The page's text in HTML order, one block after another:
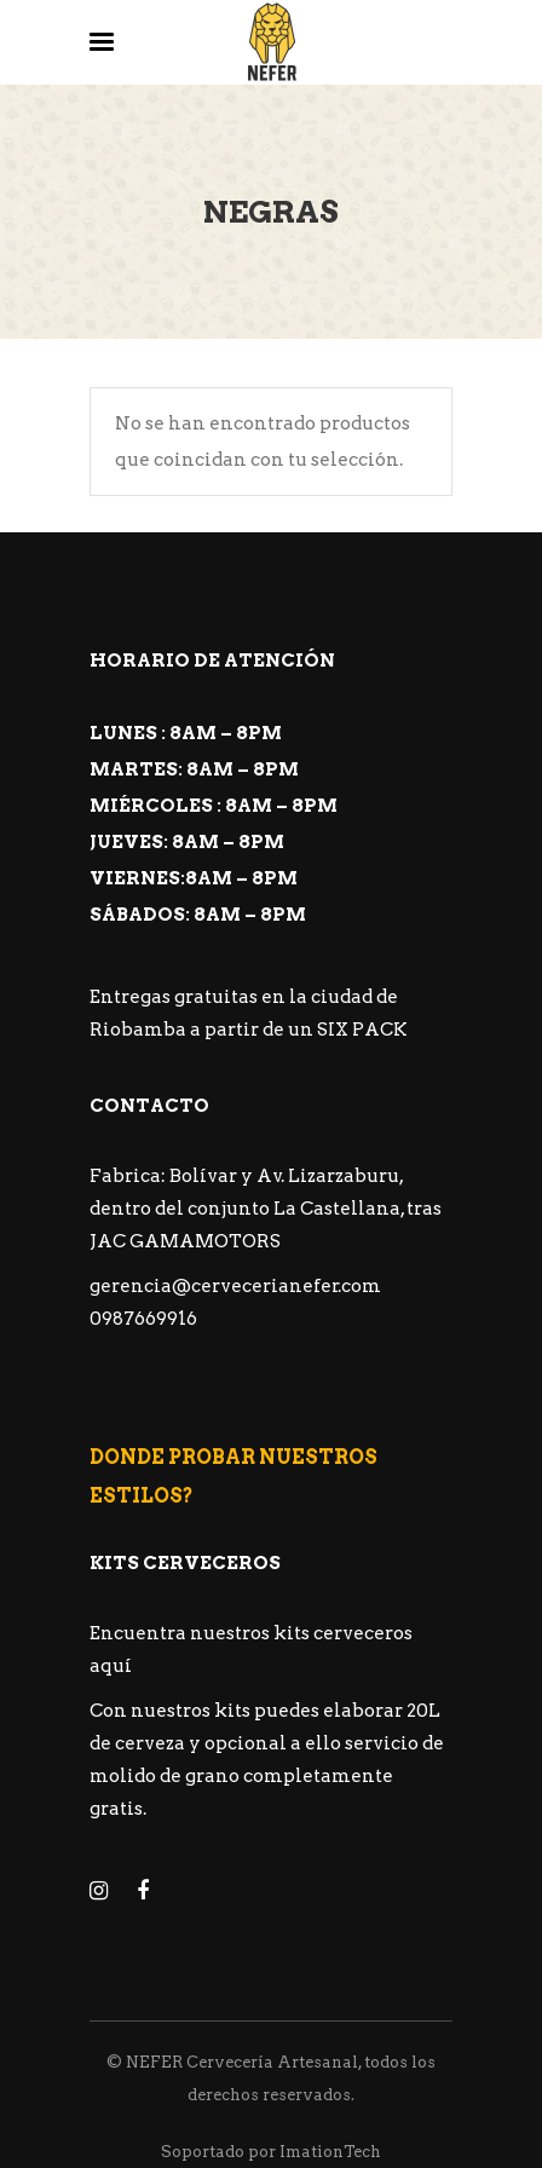
NEGRAS
No se han encontrado productos
que coincidan con tu selección.
HORARIO DE ATENCIÓN
LUNES : 8AM – 8PM
MARTES: 8AM – 8PM
MIÉRCOLES : 8AM – 8PM
JUEVES: 8AM – 8PM
VIERNES:8AM – 8PM
SÁBADOS: 8AM – 8PM
Entregas gratuitas en la ciudad de
Riobamba a partir de un SIX PACK
CONTACTO
Fabrica: Bolívar y Av. Lizarzaburu,
dentro del conjunto La Castellana, tras
JAC GAMAMOTORS
gerencia@cervecerianefer.com
0987669916
DONDE PROBAR NUESTROS
ESTILOS?
KITS CERVECEROS
Encuentra nuestros kits cerveceros
aquí
Con nuestros kits puedes elaborar 20L
de cerveza y opcional a ello servicio de
molido de grano completamente
gratis.
© NEFER Cervecería Artesanal, todos los
derechos reservados.
Soportado por ImationTech